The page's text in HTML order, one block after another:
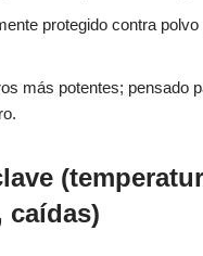
protegido contra polvo
más potentes; pensado
caídas)